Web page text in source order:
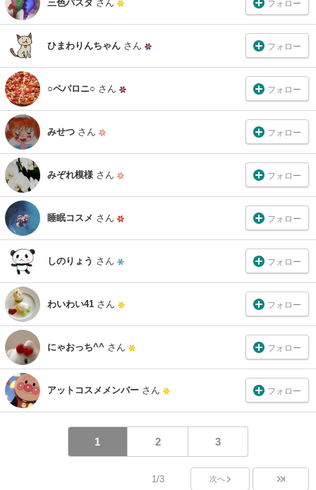
三色パスタ さん フォロー
ひまわりんちゃん さん フォロー
○ペパロニ○ さん フォロー
みせつ さん フォロー
みぞれ模様 さん フォロー
睡眠コスメ さん フォロー
しのりょう さん フォロー
わいわい41 さん フォロー
にゃおっち^^ さん フォロー
アットコスメメンバー さん フォロー
1 2 3
1/3 次へ